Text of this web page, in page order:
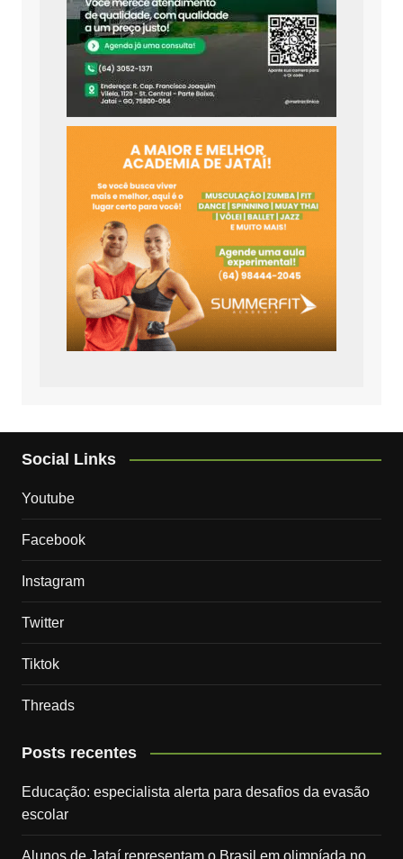
Social Links
Youtube
Facebook
Instagram
Twitter
Tiktok
Threads
Posts recentes
Educação: especialista alerta para desafios da evasão
escolar
Alunos de Jataí representam o Brasil em olimpíada no